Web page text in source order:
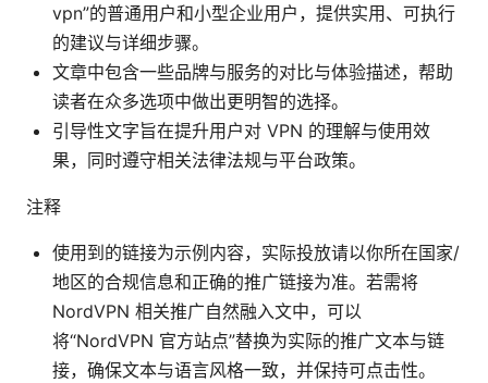
vpn”的普通用户和小型企业用户，提供实用、可执行
的建议与详细步骤。
文章中包含一些品牌与服务的对比与体验描述，帮助
读者在众多选项中做出更明智的选择。
引导性文字旨在提升用户对 VPN 的理解与使用效
果，同时遵守相关法律法规与平台政策。
注释
使用到的链接为示例内容，实际投放请以你所在国家/
地区的合规信息和正确的推广链接为准。若需将
NordVPN 相关推广自然融入文中，可以
将“NordVPN 官方站点”替换为实际的推广文本与链
接，确保文本与语言风格一致，并保持可点击性。